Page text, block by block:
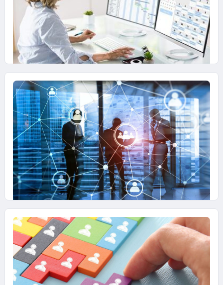
Come gestire il conflitto all’interno di un
gruppo di lavoro per aiutarlo a trovare
soluzioni di miglioramento e innovazione.
Esempi di pratiche Agile.
25 SETTEMBRE 2023
Metodologia Agile, il “Time Box” per
massimizzare la produttività
Utilizzando il Time Box è più semplice gestire
in modo efficace le riunioni di lavoro nei tempi
prestabiliti e raggiungere gli obiettivi prefissati
dall’Organizzazione
24 LUGLIO 2023
Metodologia Agile, quando un team è
in difficoltà?
Cause e possibili rimedi per salvare coesione e